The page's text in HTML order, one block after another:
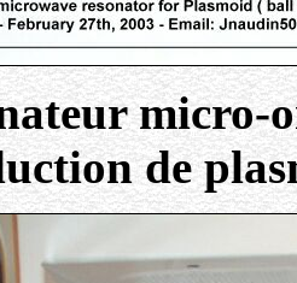
micro-
de